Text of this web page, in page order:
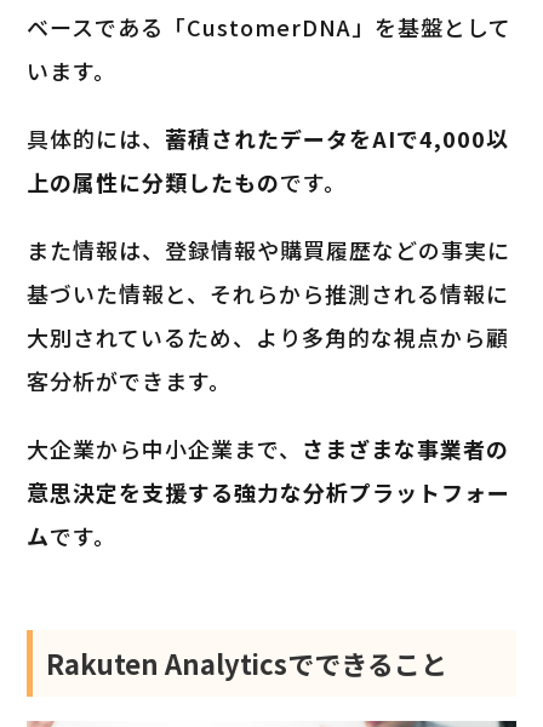
ベースである「CustomerDNA」を基盤として
います。
具体的には、 蓄積されたデータをAIで4,000以
上の属性に分類したものです。
また情報は、登録情報や購買履歴などの事実に
基づいた情報と、それらから推測される情報に
大別されているため、より多角的な視点から顧
客分析ができます。
大企業から中小企業まで、 さまざまな事業者の
意思決定を支援する強力な分析プラットフォー
ムです。
Rakuten Analyticsでできること